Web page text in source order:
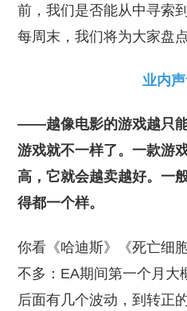
前，我们是否能从中寻索
每周末，我们将为大家盘
业内
——越像电影的游戏越只
游戏就不一样了。一款游
高，它就会越卖越好。一
得都一个样。
你看《哈迪斯》《死亡细
不多：EA期间第一个月大
后面有几个波动，到转正